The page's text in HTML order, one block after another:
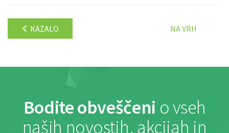
KAZALO NA VRH
Bodite obveščeni o vseh
naših novostih, akcijah in